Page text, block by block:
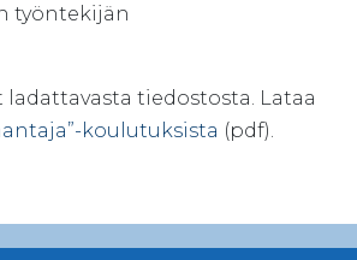
työntekijän
ladattavasta tiedostosta. Lataa
koulutuksista (pdf).